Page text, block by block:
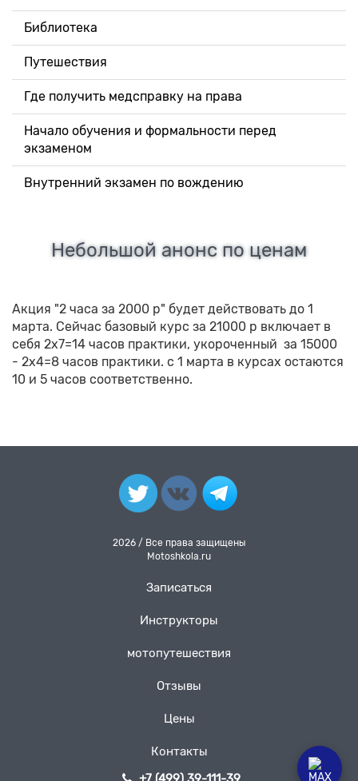
Библиотека
Путешествия
Где получить медсправку на права
Начало обучения и формальности перед
экзаменом
Внутренний экзамен по вождению
Небольшой анонс по ценам
Акция "2 часа за 2000 р" будет действовать до 1
марта. Сейчас базовый курс за 21000 р включает в
себя 2х7=14 часов практики, укороченный за 15000
- 2х4=8 часов практики. с 1 марта в курсах остаются
10 и 5 часов соответственно.
2026 / Все права защищены
Motoshkola.ru
Записаться
Инструкторы
мотопутешествия
Отзывы
Цены
Контакты